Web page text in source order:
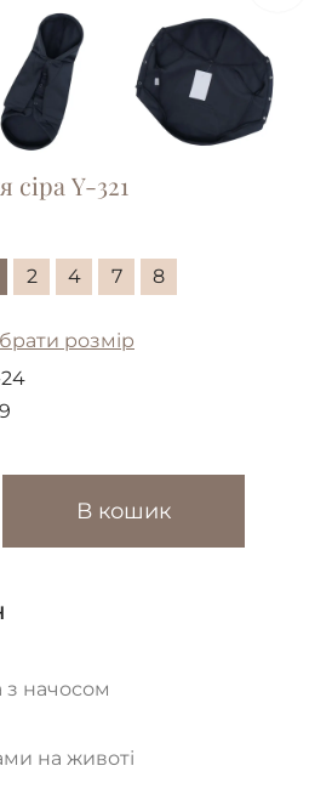
сiра Y-321
2 4 7 8
розмір
В кошик
з начосом
на животі